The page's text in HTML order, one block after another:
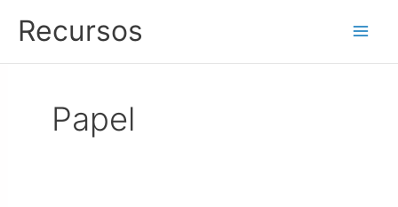
contenido
Recursos
Papel